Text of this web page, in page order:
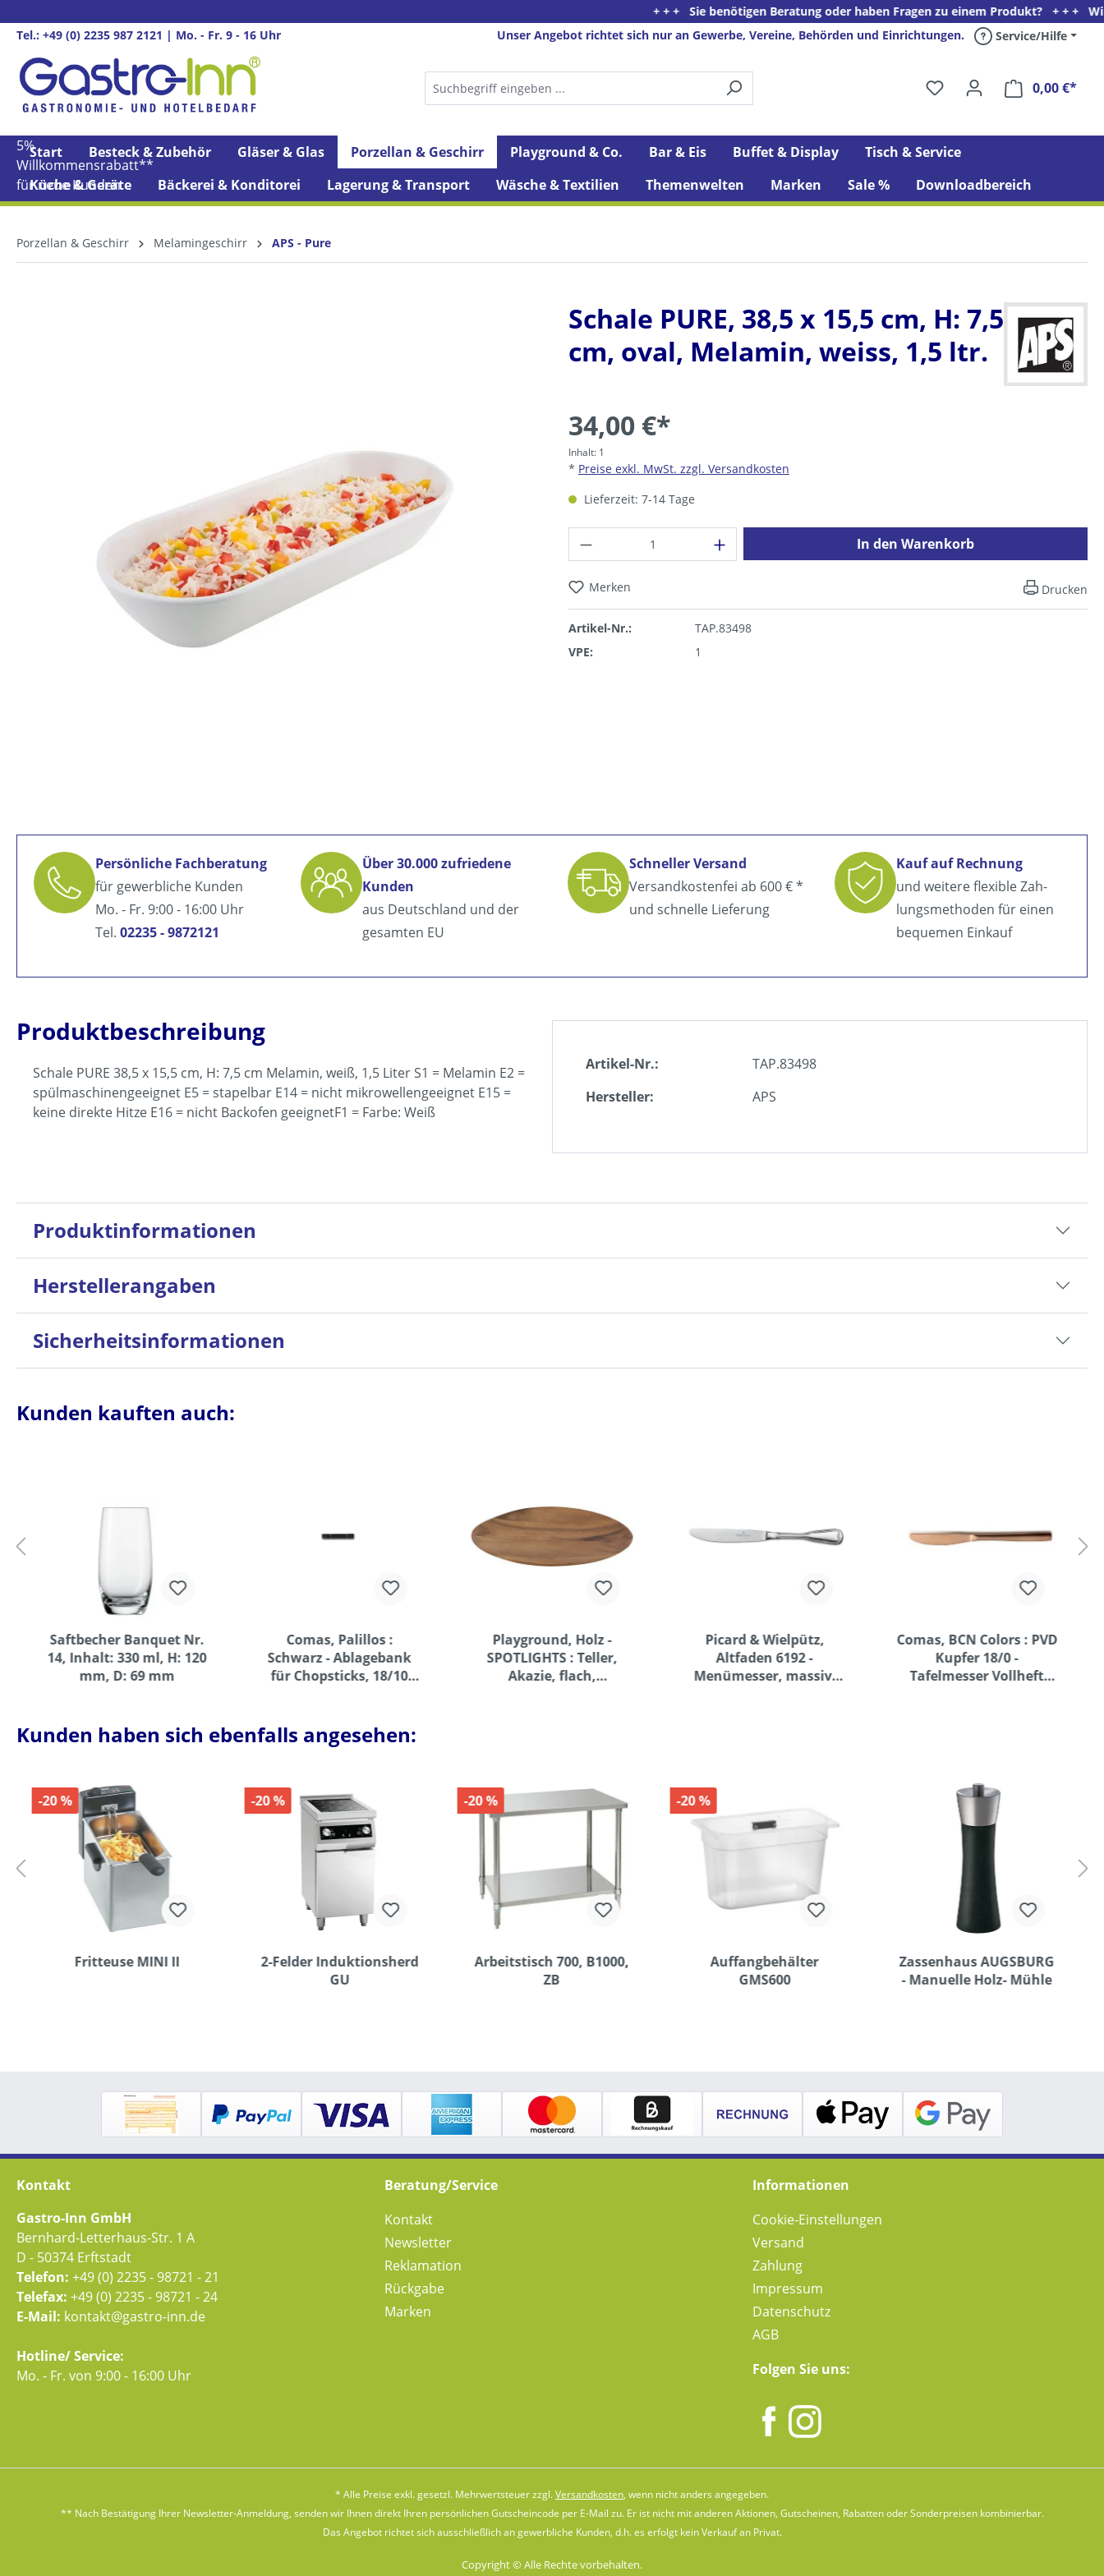
Zur Hauptnavigation springen
+ + + Sie benötigen Beratung oder haben Fragen zu einem Produkt? + + + Wir
Tel.: +49 (0) 2235 987 2121 | Mo. - Fr. 9 - 16 Uhr
Unser Angebot richtet sich nur an Gewerbe, Vereine, Behörden und Einrichtungen. Service/Hilfe
0,00 €*
5%
Willkommens­rabatt**
für neue Kunden
Start Besteck & Zubehör Gläser & Glas Porzellan & Geschirr Playground & Co. Bar & Eis Buffet & Display
Tisch & Service
Küche & Geräte
Bäckerei & Konditorei Lagerung & Transport Wäsche & Textilien Themenwelten Marken Sale % Downloadbereich
Porzellan & Geschirr Melamingeschirr APS - Pure
Schale PURE, 38,5 x 15,5 cm, H: 7,5
cm, oval, Melamin, weiss, 1,5 ltr.
34,00 €*
Inhalt: 1
* Preise exkl. MwSt. zzgl. Versandkosten
Lieferzeit: 7-14 Tage
Produkt Anzahl: Gib den gewünschten Wert ein oder
In den Warenkorb
Merken Drucken
Artikel-Nr.:
TAP.83498
VPE:
1
Persönliche Fachberatung
für gewerbliche Kunden
Mo. - Fr. 9:00 - 16:00 Uhr
Tel. 02235 - 9872121
Über 30.000 zufriedene
Kunden
aus Deutschland und der
gesamten EU
Schneller Versand
Versandkostenfei ab 600 € *
und schnelle Lieferung
Kauf auf Rechnung
und weitere flexible Zah­
lungsmethoden für einen
bequemen Einkauf
Produktbeschreibung
Schale PURE 38,5 x 15,5 cm, H: 7,5 cm Melamin, weiß, 1,5 Liter S1 = Melamin E2 =
spülmaschinengeeignet E5 = stapelbar E14 = nicht mikrowellengeeignet E15 =
keine direkte Hitze E16 = nicht Backofen geeignetF1 = Farbe: Weiß
Artikel-Nr.:
TAP.83498
Hersteller:
APS
Produktinformationen
Herstellerangaben
Sicherheitsinformationen
Kunden kauften auch:
Saftbecher Banquet Nr.
14, Inhalt: 330 ml, H: 120
mm, D: 69 mm
Comas, Palillos :
Schwarz - Ablagebank
für Chopsticks, 18/10
Playground, Holz -
SPOTLIGHTS : Teller,
Akazie, flach,
Picard & Wielpütz,
Altfaden 6192 -
Menümesser, massiv,
Comas, BCN Colors : PVD
Kupfer 18/0 -
Tafelmesser Vollheft
Kunden haben sich ebenfalls angesehen:
-20 %
Fritteuse MINI II
-20 %
2-Felder Induktionsherd
GU
-20 %
Arbeitstisch 700, B1000,
ZB
-20 %
Auffangbehälter
GMS600
Zassenhaus AUGSBURG
- Manuelle Holz- Mühle
Kontakt
Gastro-Inn GmbH
Bernhard-Letterhaus-Str. 1 A
D - 50374 Erftstadt
Telefon: +49 (0) 2235 - 98721 - 21
Telefax: +49 (0) 2235 - 98721 - 24
E-Mail: kontakt@gastro-inn.de
Hotline/ Service:
Mo. - Fr. von 9:00 - 16:00 Uhr
Beratung/Service
Kontakt
Newsletter
Reklamation
Rückgabe
Marken
Informationen
Cookie-Einstellungen
Versand
Zahlung
Impressum
Datenschutz
AGB
Folgen Sie uns:
* Alle Preise exkl. gesetzl. Mehrwertsteuer zzgl.Versandkosten, wenn nicht anders angegeben.
** Nach Bestätigung Ihrer Newsletter-Anmeldung, senden wir Ihnen direkt Ihren persönlichen Gutscheincode per E-Mail zu. Er ist nicht mit anderen Aktionen, Gutscheinen, Rabatten oder Sonderpreisen kombinierbar.
Das Angebot richtet sich ausschließlich an gewerbliche Kunden, d.h. es erfolgt kein Verkauf an Privat.
Copyright © Alle Rechte vorbehalten.